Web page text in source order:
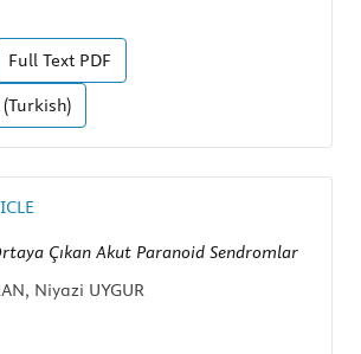
Full Text PDF
(Turkish)
Çıkan Akut Paranoid Sendromlar
Niyazi UYGUR